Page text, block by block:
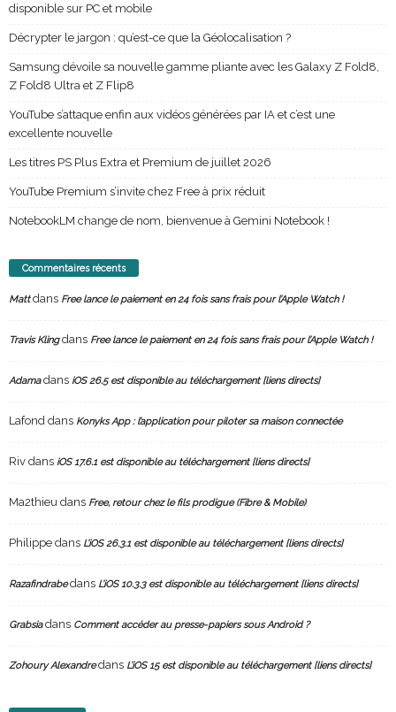
disponible sur PC et mobile
Décrypter le jargon : qu’est-ce que la Géolocalisation ?
Samsung dévoile sa nouvelle gamme pliante avec les Galaxy Z Fold8,
Z Fold8 Ultra et Z Flip8
YouTube s’attaque enfin aux vidéos générées par IA et c’est une
excellente nouvelle
Les titres PS Plus Extra et Premium de juillet 2026
YouTube Premium s’invite chez Free à prix réduit
NotebookLM change de nom, bienvenue à Gemini Notebook !
Commentaires récents
Mattdans Free lance le paiement en 24 fois sans frais pour l’Apple Watch !
Travis Klingdans Free lance le paiement en 24 fois sans frais pour l’Apple Watch !
Adamadans iOS 26.5 est disponible au téléchargement [liens directs]
Lafond dans Konyks App : l’application pour piloter sa maison connectée
Riv dans iOS 17.6.1 est disponible au téléchargement [liens directs]
Ma2thieu dans Free, retour chez le fils prodigue (Fibre & Mobile)
Philippe dans L’iOS 26.3.1 est disponible au téléchargement [liens directs]
Razafindrabedans L’iOS 10.3.3 est disponible au téléchargement [liens directs]
Grabsiadans Comment accéder au presse-papiers sous Android ?
Zohoury Alexandredans L’iOS 15 est disponible au téléchargement [liens directs]